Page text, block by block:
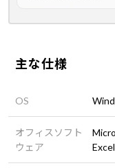
主な仕様
OS
オフィスソフト
ウェア